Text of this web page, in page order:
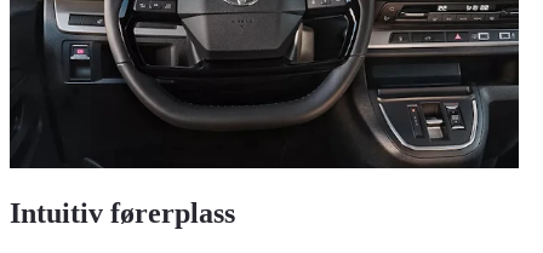
Intuitiv førerplass